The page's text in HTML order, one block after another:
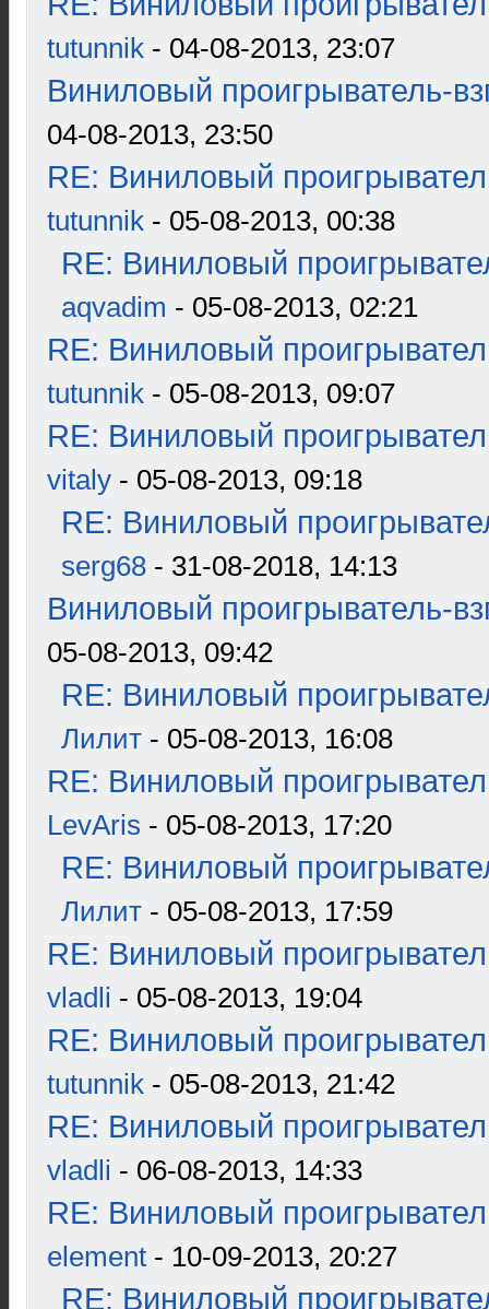
tutunnik - 04-08-2013, 23:07
Виниловый проигрыватель-
04-08-2013, 23:50
RE: Виниловый
tutunnik - 05-08-2013, 00:38
RE: Виниловый
aqvadim - 05-08-2013, 02:21
RE: Виниловый
tutunnik - 05-08-2013, 09:07
RE: Виниловый
vitaly - 05-08-2013, 09:18
RE: Виниловый
serg68 - 31-08-2018, 14:13
Виниловый проигрыватель-
05-08-2013, 09:42
RE: Виниловый
Лилит - 05-08-2013, 16:08
RE: Виниловый
LevAris - 05-08-2013, 17:20
RE: Виниловый
Лилит - 05-08-2013, 17:59
RE: Виниловый
vladli - 05-08-2013, 19:04
RE: Виниловый
tutunnik - 05-08-2013, 21:42
RE: Виниловый
vladli - 06-08-2013, 14:33
RE: Виниловый
element - 10-09-2013, 20:27
RE: Виниловый